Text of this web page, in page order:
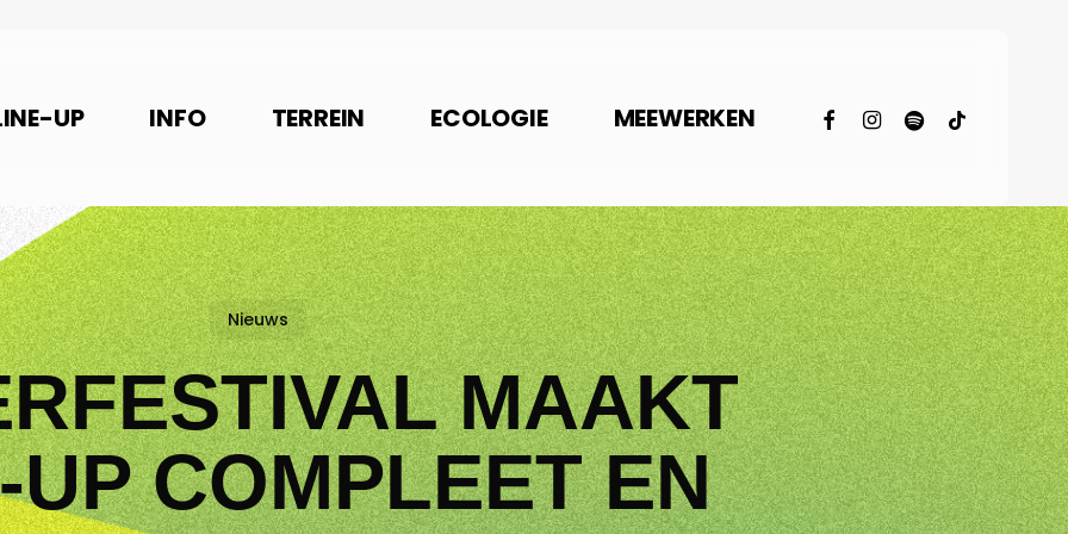
UP INFO TERREIN ECOLOGIE MEEWERKEN facebook
instagram
spotifytiktok
Nieuws
MAAKT
UP COMPLEET EN